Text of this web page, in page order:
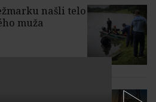
našli telo
muža
do